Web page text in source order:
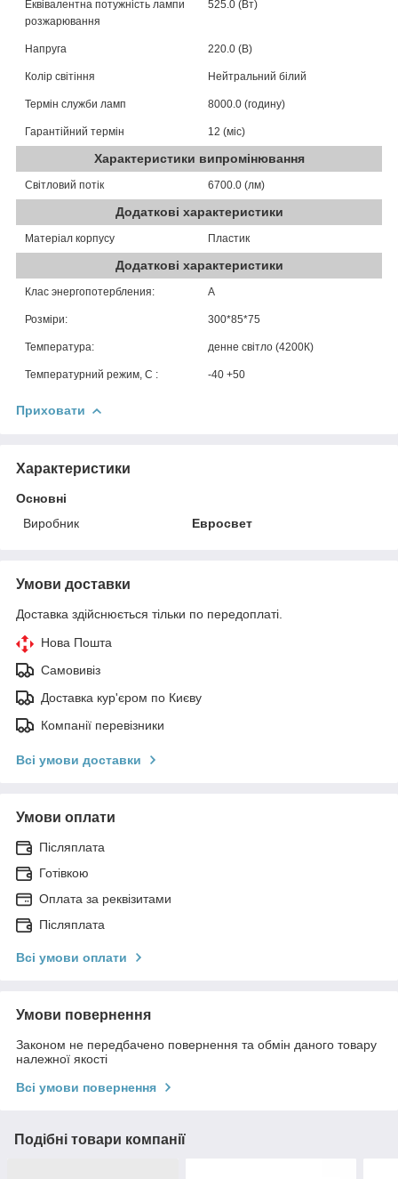
Еквівалентна потужність лампи
розжарювання
525.0 (Вт)
Напруга 220.0 (В)
Колір світіння Нейтральний білий
Термін служби ламп 8000.0 (годину)
Гарантійний термін 12 (міс)
Характеристики випромінювання
Світловий потік 6700.0 (лм)
Додаткові характеристики
Матеріал корпусу Пластик
Додаткові характеристики
Клас энергопотербления: А
Розміри: 300*85*75
Температура: денне світло (4200К)
Температурний режим, C : -40 +50
Приховати
Характеристики
Основні
Виробник
Евросвет
Умови доставки
Доставка здійснюється тільки по передоплаті.
Нова Пошта
Самовивіз
Доставка кур'єром по Києву
Компанії перевізники
Всі умови доставки
Умови оплати
Післяплата
Готівкою
Оплата за реквізитами
Післяплата
Всі умови оплати
Умови повернення
Законом не передбачено повернення та обмін даного товару
належної якості
Всі умови повернення
Подібні товари компанії